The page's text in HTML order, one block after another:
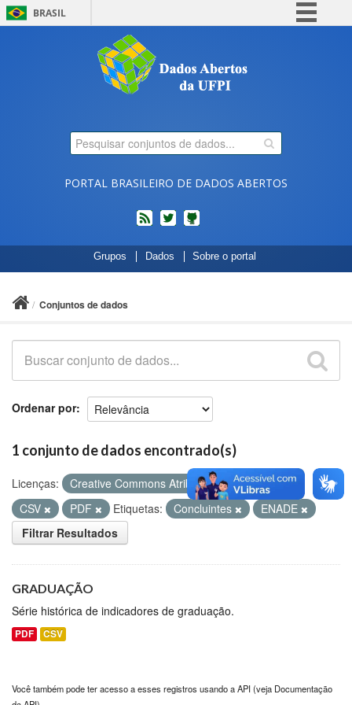
BRASIL
Comunica BR
Participe
Legislação
PORTAL BRASILEIRO DE DADOS ABERTOS
feed twitterCódigos
fonte
de
no
Grupos Dados Sobre o portal
Conjuntos de dados
Ordenar por
1 conjunto de dados encontrado(s)
Licenças: Creative Commons Atribuição
Formatos:
CSV
PDF Etiquetas: Concluintes
ENADE
Filtrar Resultados
GRADUAÇÃO
Série histórica de indicadores de graduação.
PDF CSV
Você também pode ter acesso a esses registros usando aAPI(veja Documentação